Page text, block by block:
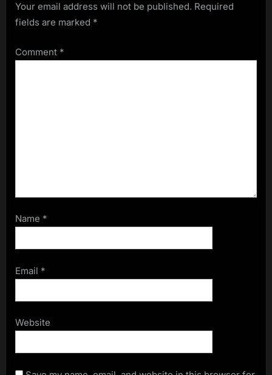
Your email address will not be published. Required
fields are marked *
Comment *
Name *
Email *
Website